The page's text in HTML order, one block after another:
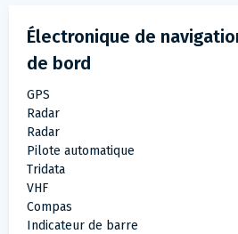
Électronique de navigation et instruments
de bord
GPS
Radar
Radar
Pilote automatique
Tridata
VHF
Compas
Indicateur de barre